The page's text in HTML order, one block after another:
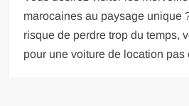
marocaines au paysage unique
risque de perdre trop du temps,
pour une voiture de location pas